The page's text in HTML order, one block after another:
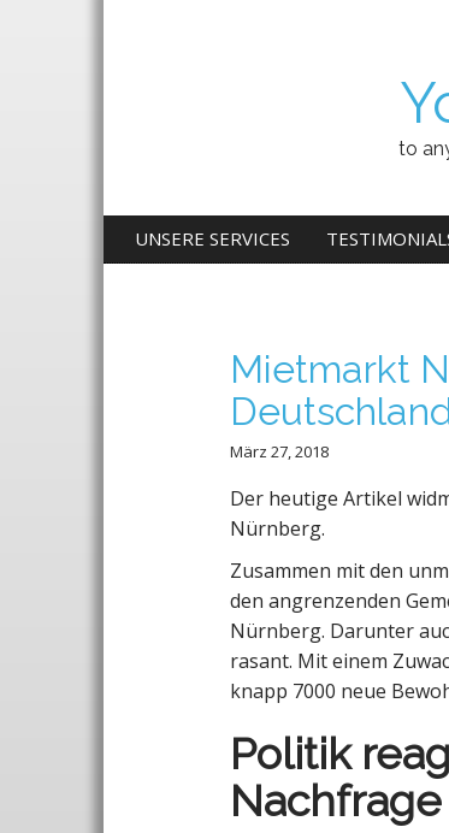
to
M
A
K
UNSERE SERVICES
Mietmarkt
März 27, 2018
Der heutige Artikel
Nürnberg.
Zusammen mit den
den angrenzenden
Nürnberg. Darunter
rasant. Mit einem
knapp 7000 neue
Politik